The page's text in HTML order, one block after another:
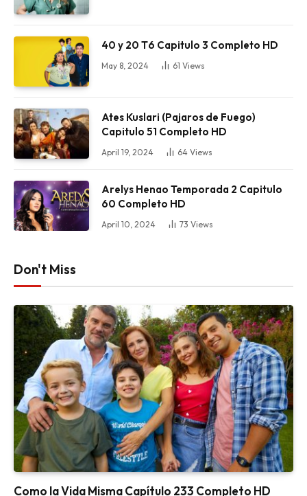
40 y 20 T6 Capitulo 3 Completo HD
May 8, 2024 61 Views
Ates Kuslari (Pajaros de Fuego)
Capitulo 51 Completo HD
April 19, 2024 64 Views
Arelys Henao Temporada 2 Capitulo
60 Completo HD
April 10, 2024 73 Views
Don't Miss
Como la Vida Misma Capítulo 233 Completo HD